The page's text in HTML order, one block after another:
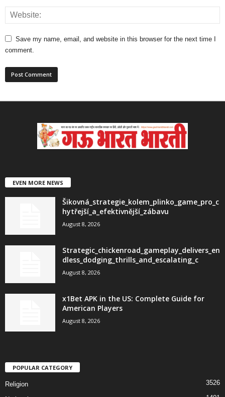
Save my name, email, and website in this browser for the next time I
comment.
EVEN MORE NEWS
Šikovná_strategie_kolem_plinko_game_pro_c
hytřejší_a_efektivnější_zábavu
August 8, 2026
Strategic_chickenroad_gameplay_delivers_en
dless_dodging_thrills_and_escalating_c
August 8, 2026
x1Bet APK in the US: Complete Guide for
American Players
August 8, 2026
POPULAR CATEGORY
Religion 3526